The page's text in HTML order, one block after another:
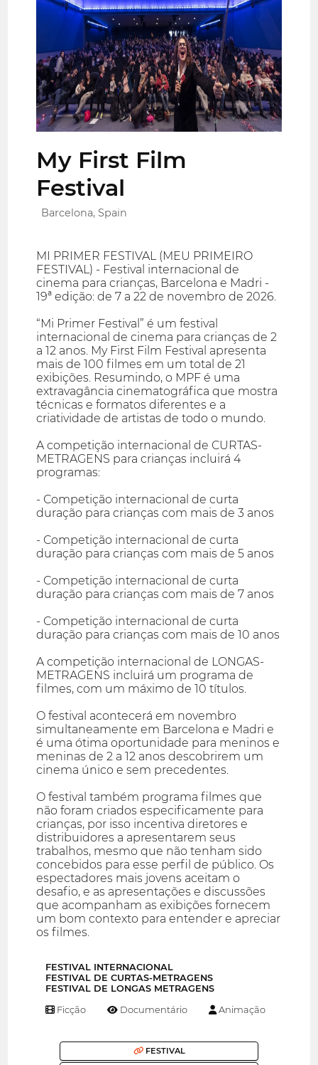
My First Film
Festival
Barcelona, Spain
MI PRIMER FESTIVAL (MEU PRIMEIRO
FESTIVAL) - Festival internacional de
cinema para crianças, Barcelona e Madri -
19ª edição: de 7 a 22 de novembro de 2026.
“Mi Primer Festival” é um festival
internacional de cinema para crianças de 2
a 12 anos. My First Film Festival apresenta
mais de 100 filmes em um total de 21
exibições. Resumindo, o MPF é uma
extravagância cinematográfica que mostra
técnicas e formatos diferentes e a
criatividade de artistas de todo o mundo.
A competição internacional de CURTAS-
METRAGENS para crianças incluirá 4
programas:
- Competição internacional de curta
duração para crianças com mais de 3 anos
- Competição internacional de curta
duração para crianças com mais de 5 anos
- Competição internacional de curta
duração para crianças com mais de 7 anos
- Competição internacional de curta
duração para crianças com mais de 10 anos
A competição internacional de LONGAS-
METRAGENS incluirá um programa de
filmes, com um máximo de 10 títulos.
O festival acontecerá em novembro
simultaneamente em Barcelona e Madri e
é uma ótima oportunidade para meninos e
meninas de 2 a 12 anos descobrirem um
cinema único e sem precedentes.
O festival também programa filmes que
não foram criados especificamente para
crianças, por isso incentiva diretores e
distribuidores a apresentarem seus
trabalhos, mesmo que não tenham sido
concebidos para esse perfil de público. Os
espectadores mais jovens aceitam o
desafio, e as apresentações e discussões
que acompanham as exibições fornecem
um bom contexto para entender e apreciar
os filmes.
FESTIVAL INTERNACIONAL
FESTIVAL DE CURTAS-METRAGENS
FESTIVAL DE LONGAS METRAGENS
Ficção Documentário Animação
FESTIVAL